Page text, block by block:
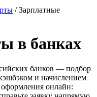
/Зарплатные
в банках
банков — подбор
и начислением
онлайн: